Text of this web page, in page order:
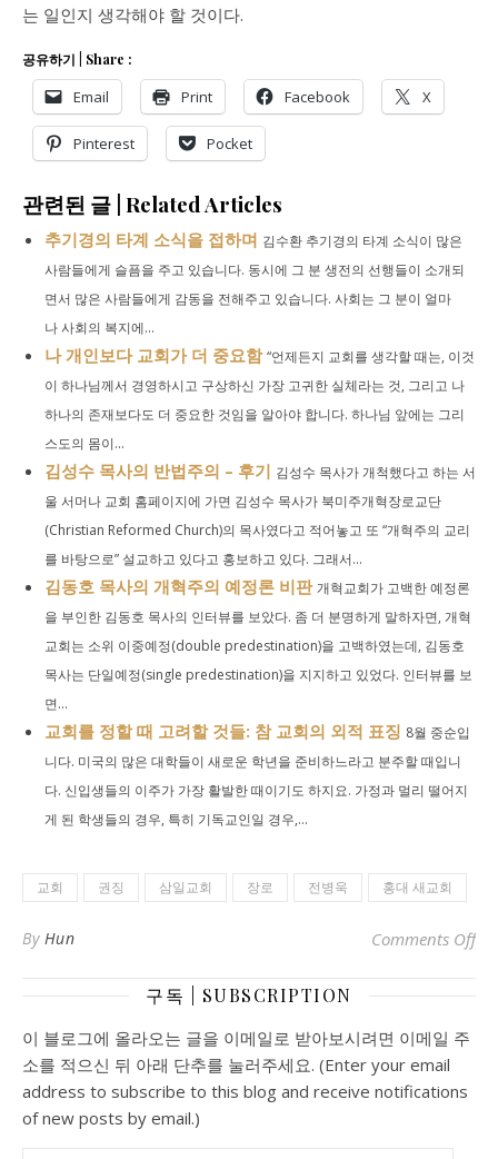
는 일인지 생각해야 할 것이다.
공유하기 | Share :
Email Print Facebook X
Pinterest Pocket
관련된 글 | Related Articles
추기경의 타계 소식을 접하며 김수환 추기경의 타계 소식이 많은
사람들에게 슬픔을 주고 있습니다. 동시에 그 분 생전의 선행들이 소개되
면서 많은 사람들에게 감동을 전해주고 있습니다. 사회는 그 분이 얼마
나 사회의 복지에...
나 개인보다 교회가 더 중요함 “언제든지 교회를 생각할 때는, 이것
이 하나님께서 경영하시고 구상하신 가장 고귀한 실체라는 것, 그리고 나
하나의 존재보다도 더 중요한 것임을 알아야 합니다. 하나님 앞에는 그리
스도의 몸이...
김성수 목사의 반법주의 – 후기 김성수 목사가 개척했다고 하는 서
울 서머나 교회 홈페이지에 가면 김성수 목사가 북미주개혁장로교단
(Christian Reformed Church)의 목사였다고 적어놓고 또 “개혁주의 교리
를 바탕으로” 설교하고 있다고 홍보하고 있다. 그래서...
김동호 목사의 개혁주의 예정론 비판 개혁교회가 고백한 예정론
을 부인한 김동호 목사의 인터뷰를 보았다. 좀 더 분명하게 말하자면, 개혁
교회는 소위 이중예정(double predestination)을 고백하였는데, 김동호
목사는 단일예정(single predestination)을 지지하고 있었다. 인터뷰를 보
면...
교회를 정할 때 고려할 것들: 참 교회의 외적 표징 8월 중순입
니다. 미국의 많은 대학들이 새로운 학년을 준비하느라고 분주할 때입니
다. 신입생들의 이주가 가장 활발한 때이기도 하지요. 가정과 멀리 떨어지
게 된 학생들의 경우, 특히 기독교인일 경우,...
교회 권징 삼일교회 장로 전병욱 홍대 새교회
By Hun Comments Offon
구독 | SUBSCRIPTION
이 블로그에 올라오는 글을 이메일로 받아보시려면 이메일 주
소를 적으신 뒤 아래 단추를 눌러주세요. (Enter your email
address to subscribe to this blog and receive notifications
of new posts by email.)